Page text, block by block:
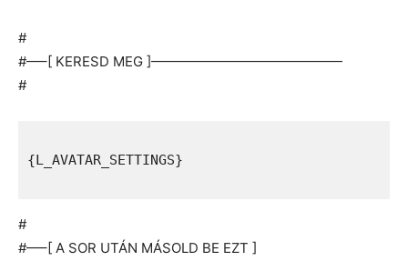
#
#—–[ KERESD MEG ]——————————————
#
{L_AVATAR_SETTINGS}
#
#—–[ A SOR UTÁN MÁSOLD BE EZT ]